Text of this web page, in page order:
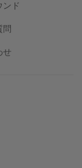
ンド
問
せ